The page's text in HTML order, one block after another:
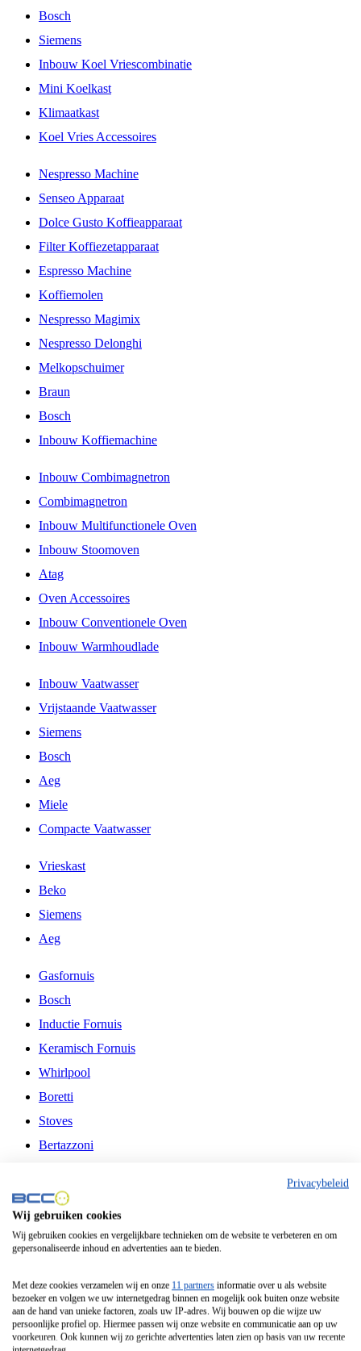
Bosch
Siemens
Inbouw Koel Vriescombinatie
Mini Koelkast
Klimaatkast
Koel Vries Accessoires
Nespresso Machine
Senseo Apparaat
Dolce Gusto Koffieapparaat
Filter Koffiezetapparaat
Espresso Machine
Koffiemolen
Nespresso Magimix
Nespresso Delonghi
Melkopschuimer
Braun
Bosch
Inbouw Koffiemachine
Inbouw Combimagnetron
Combimagnetron
Inbouw Multifunctionele Oven
Inbouw Stoomoven
Atag
Oven Accessoires
Inbouw Conventionele Oven
Inbouw Warmhoudlade
Inbouw Vaatwasser
Vrijstaande Vaatwasser
Siemens
Bosch
Aeg
Miele
Compacte Vaatwasser
Vrieskast
Beko
Siemens
Aeg
Gasfornuis
Bosch
Inductie Fornuis
Keramisch Fornuis
Whirlpool
Boretti
Stoves
Bertazzoni
Fitelli
Airfryer
Frituurpan
Contactgrill
Broodbakmachine
Broodrooster
Privacybeleid
Wij gebruiken cookies
Wij gebruiken cookies en vergelijkbare technieken om de website te verbeteren en om
gepersonaliseerde inhoud en advertenties aan te bieden.
Met deze cookies verzamelen wij en onze 11 partners informatie over u als website
bezoeker en volgen we uw internetgedrag binnen en mogelijk ook buiten onze website
aan de hand van unieke factoren, zoals uw IP-adres. Wij bouwen op die wijze uw
persoonlijke profiel op. Hiermee passen wij onze website en communicatie aan op uw
voorkeuren. Ook kunnen wij zo gerichte advertenties laten zien op basis van uw recente